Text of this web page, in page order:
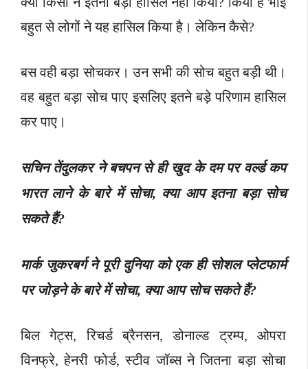
बहुत से लोगों ने यह हासिल किया है। लेकिन कैसे?
बस वही बड़ा सोचकर। उन सभी की सोच बहुत बड़ी थी।
वह बहुत बड़ा सोच पाए इसलिए इतने बड़े परिणाम हासिल
कर पाए।
सचिन तेंदुलकर ने बचपन से ही खुद के दम पर वर्ल्ड कप
भारत लाने के बारे में सोचा, क्या आप इतना बड़ा सोच
सकते हैं?
मार्क जुकरबर्ग ने पूरी दुनिया को एक ही सोशल प्लेटफार्म
पर जोड़ने के बारे में सोचा, क्या आप सोच सकते हैं?
बिल गेट्स, रिचर्ड ब्रैनसन, डोनाल्ड ट्रम्प, ओपरा
विनफ्रे, हेनरी फोर्ड, स्टीव जॉब्स ने जितना बड़ा सोचा